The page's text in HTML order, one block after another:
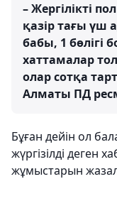
– Жергілікті
қазір тағы үш
бабы, 1 бөлігі
хаттамалар
олар сотқа
Алматы ПД
Бұған дейін ол
жүргізілді деген
жұмыстарын